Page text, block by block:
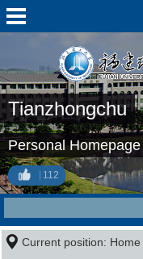
Tianzhongchu
Personal Homepage
112
Current position: Home